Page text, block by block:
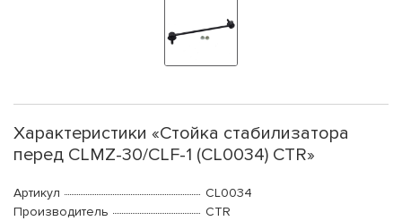
Характеристики «Стойка стабилизатора
перед CLMZ-30/CLF-1 (CL0034) CTR»
Артикул
CL0034
Производитель
CTR